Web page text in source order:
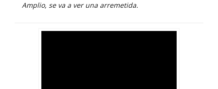
Amplio, se va a ver una arremetida.